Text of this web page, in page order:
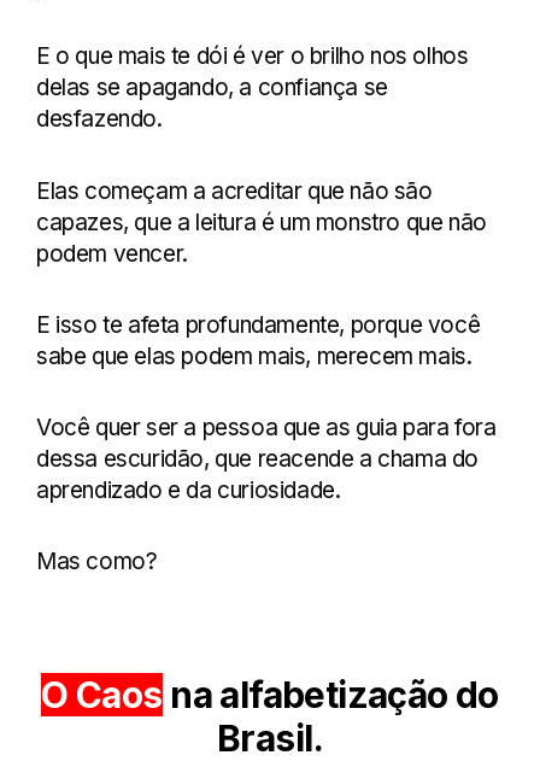
E o que mais te dói é ver o brilho nos olhos
delas se apagando, a confiança se
desfazendo.
Elas começam a acreditar que não são
capazes, que a leitura é um monstro que não
podem vencer.
E isso te afeta profundamente, porque você
sabe que elas podem mais, merecem mais.
Você quer ser a pessoa que as guia para fora
dessa escuridão, que reacende a chama do
aprendizado e da curiosidade.
Mas como?
O Caos na alfabetização do
Brasil.